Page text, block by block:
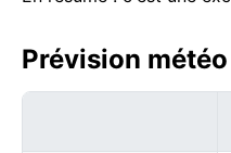
Prévision